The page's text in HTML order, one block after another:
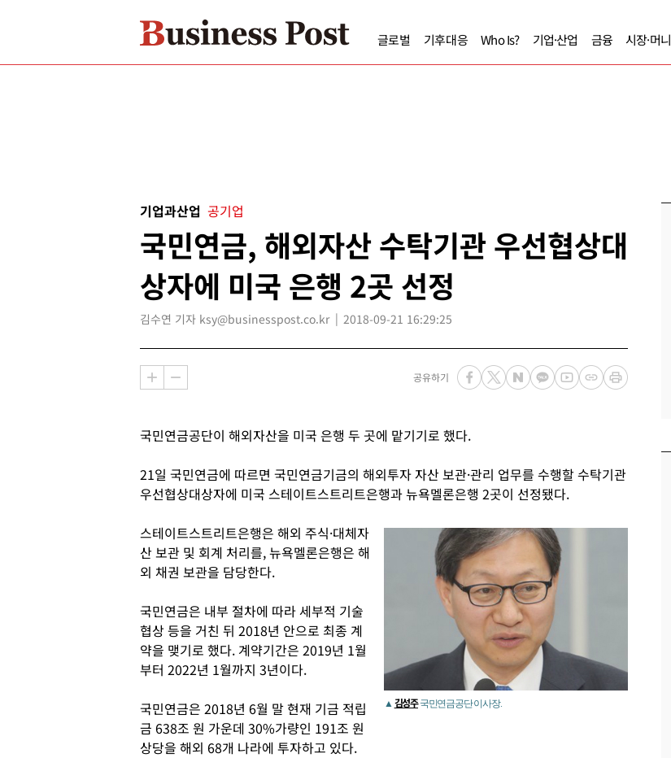
글로벌 기후대응 Who Is? 기업·산업 금융 시장·머니
기업과산업 공기업
국민연금, 해외자산 수탁기관 우선협상대
상자에 미국 은행 2곳 선정
김수연 기자 ksy@businesspost.co.kr 2018-09-21 16:29:25
공유하기
국민연금공단이 해외자산을 미국 은행 두 곳에 맡기기로 했다.
21일 국민연금에 따르면 국민연금기금의 해외투자 자산 보관·관리 업무를 수행할 수탁기관
우선협상대상자에 미국 스테이트스트리트은행과 뉴욕멜론은행 2곳이 선정됐다.
▲ 김성주국민연금공단 이사장.
스테이트스트리트은행은 해외 주식·대체자
산 보관 및 회계 처리를, 뉴욕멜론은행은 해
외 채권 보관을 담당한다.
국민연금은 내부 절차에 따라 세부적 기술
협상 등을 거친 뒤 2018년 안으로 최종 계
약을 맺기로 했다. 계약기간은 2019년 1월
부터 2022년 1월까지 3년이다.
국민연금은 2018년 6월 말 현재 기금 적립
금 638조 원 가운데 30%가량인 191조 원
상당을 해외 68개 나라에 투자하고 있다.